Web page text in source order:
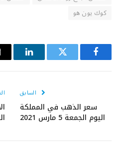
كوك يون هو
فيسبوك تويتر لينكدإن
السابق
سعر الذهب في المملكة
اليوم الجمعة 5 مارس 2021